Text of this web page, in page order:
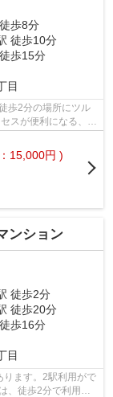
歩8分
徒歩10分
歩15分
目
歩2分の場所にツル
スが便利になる、2
15,000円 )
ンション
徒歩2分
徒歩20分
歩16分
目
ります。2駅利用がで
、徒歩2分で利用で